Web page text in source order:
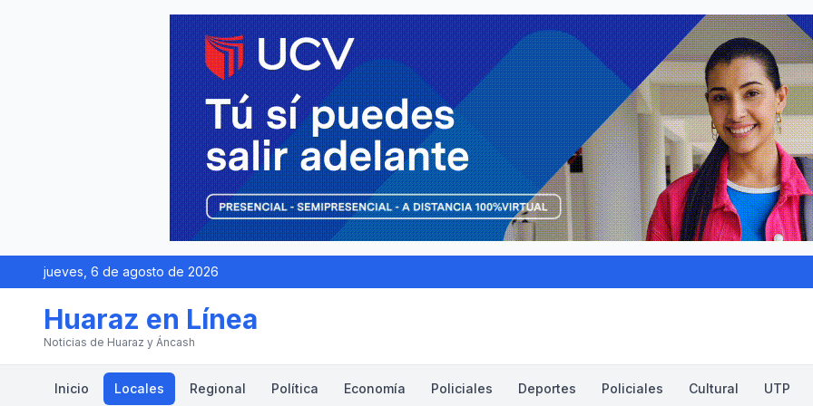
jueves, 6 de agosto de 2026
Huaraz en Línea
Noticias de Huaraz y Áncash
Inicio Locales Regional Política Economía Policiales Deportes Policiales Cultural UTP